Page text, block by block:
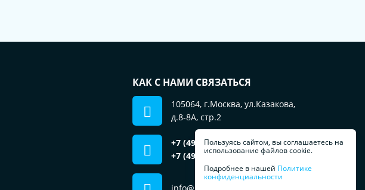
Пользуясь сайтом, вы соглашаетесь на
использование файлов cookie.
Подробнее в нашей Политике
конфиденциальности
КАК С НАМИ СВЯЗАТЬСЯ
105064, г.Москва, ул.Казакова,
д.8-8А, стр.2
+7 (499) 553-01-51 отдел продаж
+7 (495) 181-69-79 сервис, запчасти